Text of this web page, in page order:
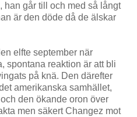
han går till och med så långt
är den döde då de älskar
elfte september när
spontana reaktion är att bli
på knä. Den därefter
amerikanska samhället,
den ökande oron över
men säkert Changez mot